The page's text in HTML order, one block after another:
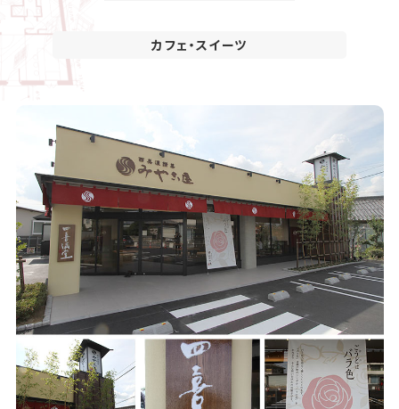
カフェ・スイーツ